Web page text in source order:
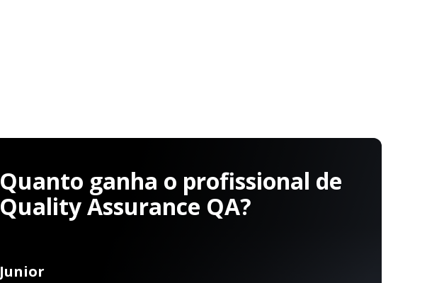
Quanto ganha o profissional de
Quality Assurance QA?
Junior